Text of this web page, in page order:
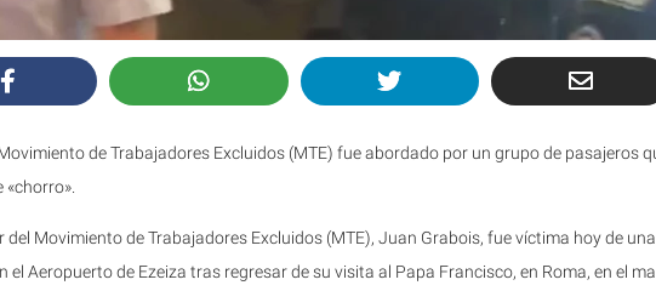
de Trabajadores Excluidos (MTE) fue abordado por un grupo de pasajeros
«chorro».
del Movimiento de Trabajadores Excluidos (MTE), Juan Grabois, fue víctima hoy de una
el Aeropuerto de Ezeiza tras regresar de su visita al Papa Francisco, en Roma, en el